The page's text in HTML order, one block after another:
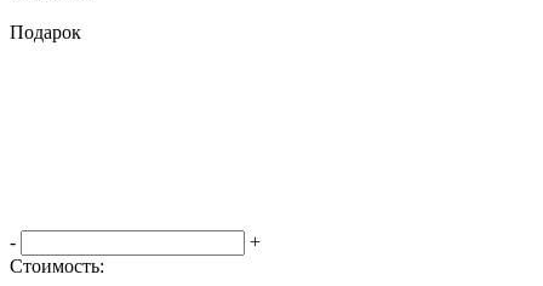
Подарок
-
+
Стоимость: